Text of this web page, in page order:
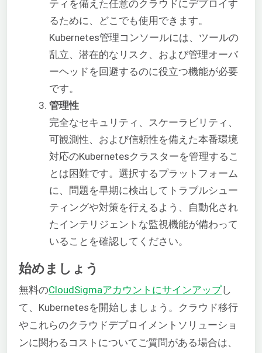
ティを備えた任意のクラウドにデプロイす
るために、どこでも使用できます。
Kubernetes管理コンソールには、ツールの
乱立、潜在的なリスク、および管理オーバ
ーヘッドを回避するのに役立つ機能が必要
です。
管理性
完全なセキュリティ、スケーラビリティ、
可観測性、および信頼性を備えた本番環境
対応のKubernetesクラスターを管理するこ
とは困難です。選択するプラットフォーム
に、問題を早期に検出してトラブルシュー
ティングや対策を行えるよう、自動化され
たインテリジェントな監視機能が備わって
いることを確認してください。
始めましょう
無料のCloudSigmaアカウントにサインアップし
て、Kubernetesを開始しましょう。クラウド移行
やこれらのクラウドデプロイメントソリューショ
ンに関わるコストについてご質問がある場合は、